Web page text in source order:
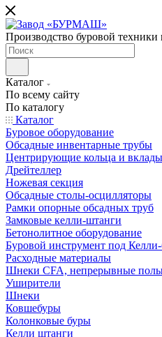
Производство буровой техники
Каталог
По всему сайту
По каталогу
Каталог
Буровое оборудование
Обсадные инвентарные трубы
Центрирующие кольца и
Дрейтеллер
Ножевая секция
Обсадные столы-осцилляторы
Рамки опорные обсадных труб
Замковые келли-штанги
Бетонолитное оборудование
Буровой инструмент под
Расходные материалы
Шнеки CFA, непрерывные
Уширители
Шнеки
Ковшебуры
Колонковые буры
Келли штанги